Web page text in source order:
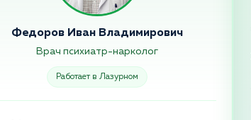
Федоров Иван Владимирович
Врач психиатр-нарколог
Работает в Лазурном